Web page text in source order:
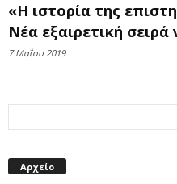
«Η ιστορία της
Νέα εξαιρετική σειρά
7 Μαΐου 2019
Αρχείο